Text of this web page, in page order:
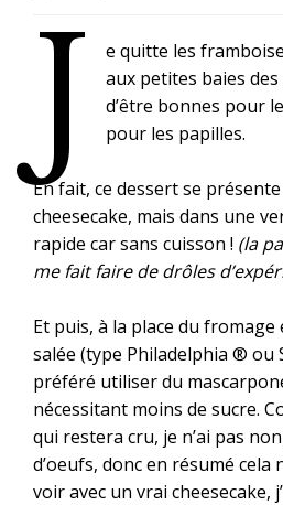
J
e quitte les
aux petites baies
d’être bonnes pour
pour les papilles.
En fait, ce dessert se
cheesecake, mais dans une
rapide car sans cuisson ! (la
me fait faire de drôles
Et puis, à la place du fromage
salée (type Philadelphia ® ou
préféré utiliser du
nécessitant moins de sucre.
qui restera cru, je n’ai pas
d’oeufs, donc en résumé cela
voir avec un vrai cheesecake,